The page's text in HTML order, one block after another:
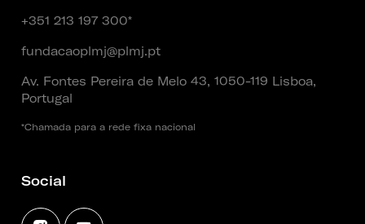
+351 213 197 300*
fundacaoplmj@plmj.pt
Av. Fontes Pereira de Melo 43, 1050-119 Lisboa,
Portugal
*Chamada para a rede fixa nacional
Social